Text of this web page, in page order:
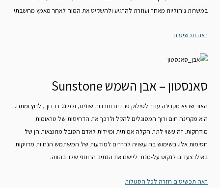
במשרות ניהוליות מאחר ועוזרת להרגיע ולהשקיט את המוח לאחר מאמץ מחשבתי.
ראה תכשיטים
סאנסטון – אבן השמש Sunstone
האור שהיא מקרינה עוזר לסילוק פחדים וחרדות שונים, ולפוגג דכדוך, לחץ ומתח.
היא מקרינה חום ורוך המסוגלים להקל ולרכך את הדחיסות של טראומות
מודחקות. זה עשוי לתת הקלה אמיתית ומיידית לאדם הסובל מתוצאותיהן של
חסימות אלו. בשימוש בה עשויה להזרים למודעות של המשתמש הנחיות מדויקות
באילו צעדים לנקוט על-מנת ליישם את הנתיב הרוחני שלו בהווה.
ראה תכשיטים חזרה לכל הסגולות